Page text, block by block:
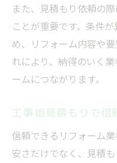
業者選びで重
同条件提示で
業者選び時の
リフォーム見
業者比較で後悔し
業者選びで後
説
また、見積もり依頼の
ことが重要です。条件
め、リフォーム内容や
れにより、納得のいく
ームにつながります。
工事相見積もりで信
信頼できるリフォーム
安さだけでなく、見積